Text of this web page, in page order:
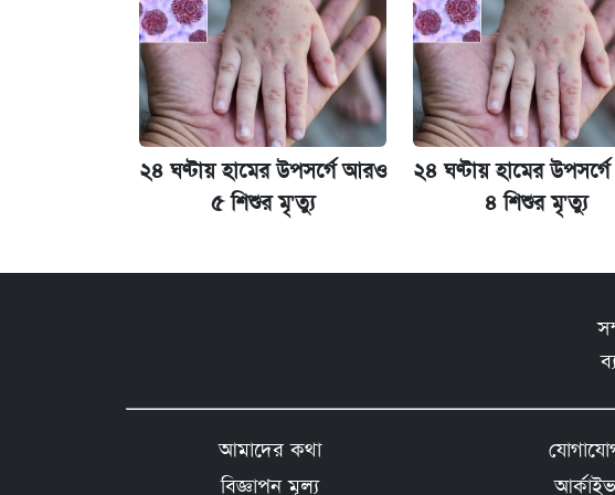
২৪ ঘণ্টায় হামের উপসর্গে আরও
৫ শিশুর মৃ'ত্যু
২৪ ঘণ্টায় হামের
৪ শিশুর মৃ'ত্যু
আমাদের কথা
বিজ্ঞাপন মূল্য
আর্কাইভ